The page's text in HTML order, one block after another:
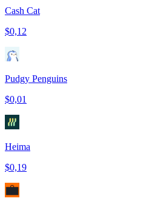
Cash Cat
$0,12
Pudgy Penguins
$0,01
Heima
$0,19